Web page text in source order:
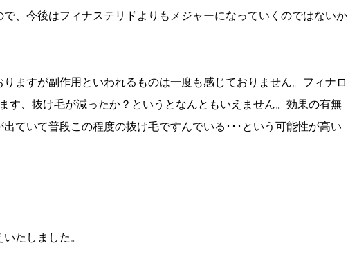
、今後はフィナステリドよりもメジャーになっていくのではないか
ますが副作用といわれるものは一度も感じておりません。フィナロ
す、抜け毛が減ったか？というとなんともいえません。効果の有無
ていて普段この程度の抜け毛ですんでいる･･･という可能性が高い
たしました。